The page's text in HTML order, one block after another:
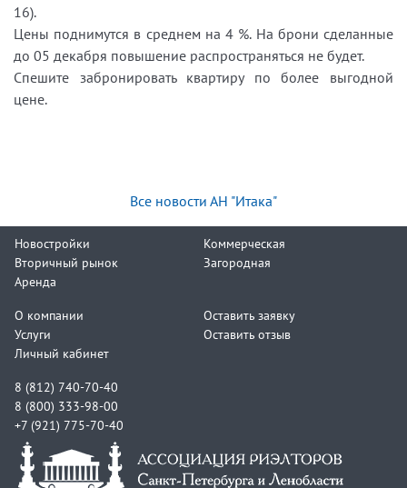
16).
Цены поднимутся в среднем на 4 %. На брони сделанные
до 05 декабря повышение распространяться не будет.
Спешите забронировать квартиру по более выгодной
цене.
Все новости АН "Итака"
Новостройки
Вторичный рынок
Аренда
Коммерческая
Загородная
О компании
Услуги
Личный кабинет
Оставить заявку
Оставить отзыв
8 (812) 740-70-40
8 (800) 333-98-00
+7 (921) 775-70-40